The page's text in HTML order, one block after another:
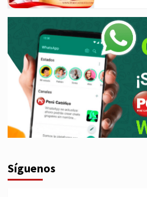
Síguenos